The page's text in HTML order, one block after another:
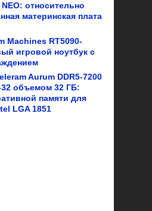
относительно
материнская плата
Machines RT5090-
игровой ноутбук с
Aurum DDR5-7200
32 объемом 32 ГБ:
памяти для
LGA 1851